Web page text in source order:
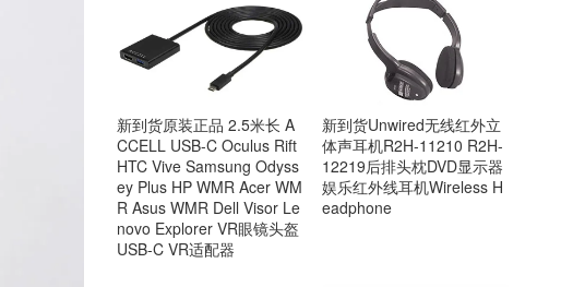
新到货原装正品 2.5米长 A
CCELL USB-C Oculus Rift
HTC Vive Samsung Odyss
ey Plus HP WMR Acer WM
R Asus WMR Dell Visor Le
novo Explorer VR眼镜头盔
USB-C VR适配器
新到货Unwired无线红外立
体声耳机R2H-11210 R2H-
12219后排头枕DVD显示器
娱乐红外线耳机Wireless H
eadphone